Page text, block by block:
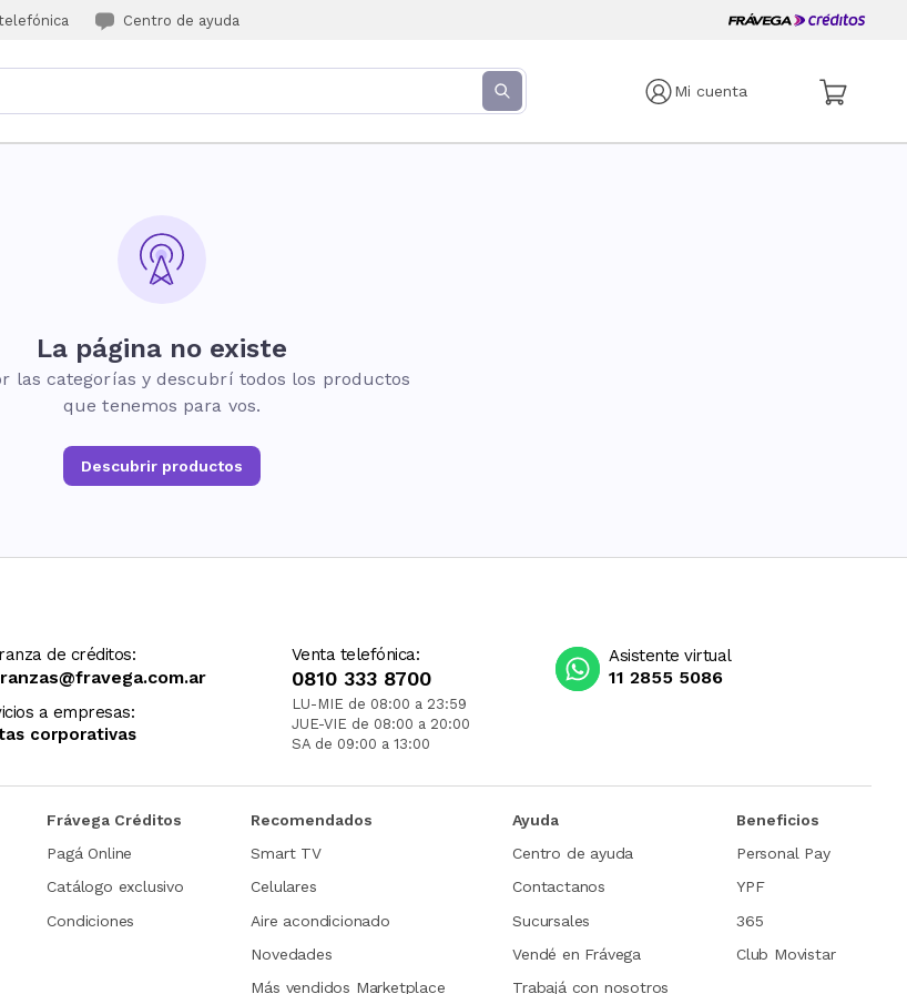
Centro de ayuda
Mi cuenta
La página no existe
las categorías y descubrí todos los productos
que tenemos para vos.
Descubrir productos
de créditos:
a empresas:
corporativas
Venta telefónica:
0810 333 8700
LU-MIE de 08:00 a 23:59
JUE-VIE de 08:00 a 20:00
SA de 09:00 a 13:00
Asistente virtual
11 2855 5086
Frávega Créditos
Pagá Online
Catálogo exclusivo
Condiciones
Recomendados
Smart TV
Celulares
Aire acondicionado
Novedades
Más vendidos Marketplace
Ayuda
Centro de ayuda
Contactanos
Sucursales
Vendé en Frávega
Trabajá con nosotros
Beneficios
Personal Pay
YPF
365
Club Movistar